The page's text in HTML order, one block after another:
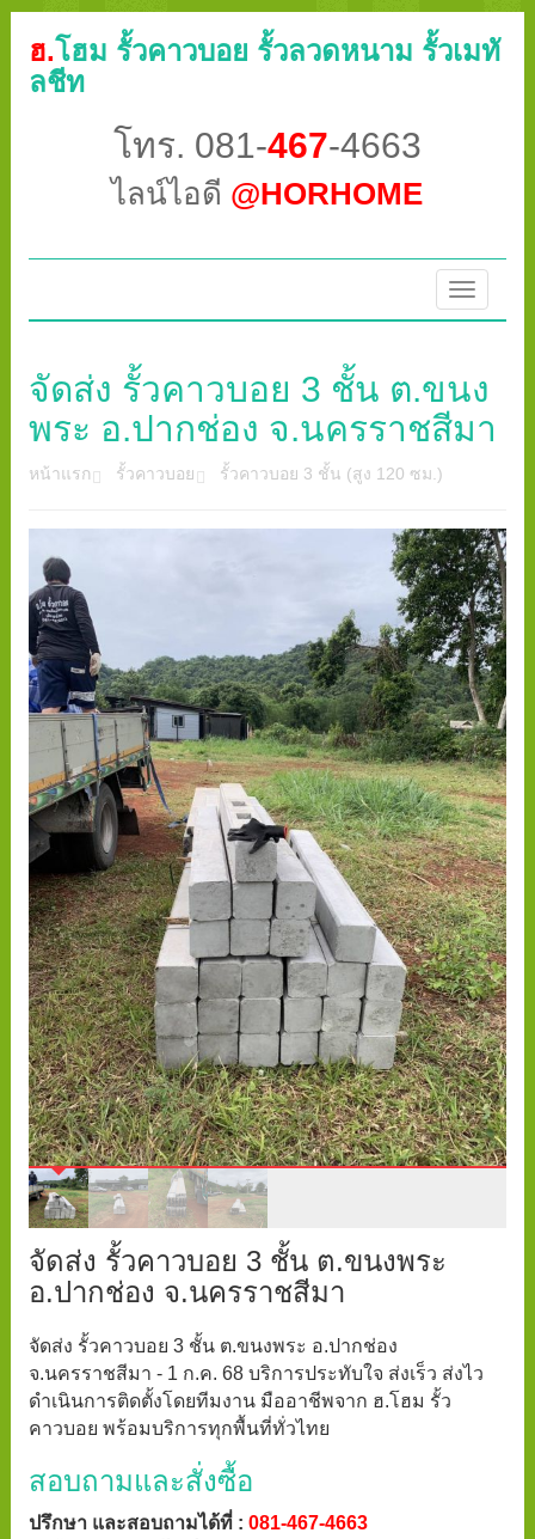
ฮ.โฮม รั้วคาวบอย รั้วลวดหนาม รั้วเมทั
ลชีท
โทร. 081-467-4663
ไลน์ไอดี @HORHOME
Toggle
จัดส่ง รั้วคาวบอย 3 ชั้น ต.ขนง
พระ อ.ปากช่อง จ.นครราชสีมา
หน้าแรก รั้วคาวบอย รั้วคาวบอย 3 ชั้น (สูง 120 ซม.)
จัดส่ง รั้วคาวบอย 3 ชั้น ต.ขนงพระ
อ.ปากช่อง จ.นครราชสีมา
จัดส่ง รั้วคาวบอย 3 ชั้น ต.ขนงพระ อ.ปากช่อง
จ.นครราชสีมา - 1 ก.ค. 68 บริการประทับใจ ส่งเร็ว ส่งไว
ดำเนินการติดตั้งโดยทีมงาน มืออาชีพจาก ฮ.โฮม รั้ว
คาวบอย พร้อมบริการทุกพื้นที่ทั่วไทย
สอบถามและสั่งซื้อ
ปรึกษา และสอบถามได้ที่ : 081-467-4663